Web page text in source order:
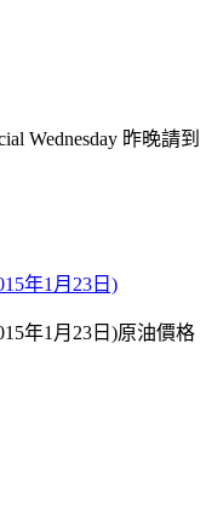
Wednesday 昨晚
年1月23日)
年1月23日)原油價